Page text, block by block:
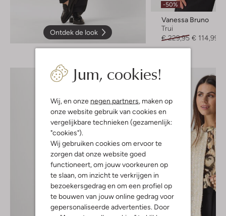
Jum, cookies!
Wij, en onze negen partners , maken op
onze website gebruik van cookies en
vergelijkbare technieken (gezamenlijk:
"cookies").
Wij gebruiken cookies om ervoor te
zorgen dat onze website goed
functioneert, om jouw voorkeuren op
te slaan, om inzicht te verkrijgen in
bezoekersgedrag en om een profiel op
te bouwen van jouw online gedrag voor
gepersonaliseerde advertenties. Door
Ontdek de look
-50%
Vanessa Bruno
Trui
€ 229,95 € 114,99